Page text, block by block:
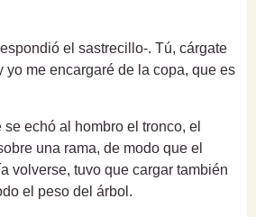
el sastrecillo-. Tú, cárgate
yo me encargaré de la copa, que es
echó al hombro el tronco, el
una rama, de modo que el
volverse, tuvo que cargar también
el peso del árbol.